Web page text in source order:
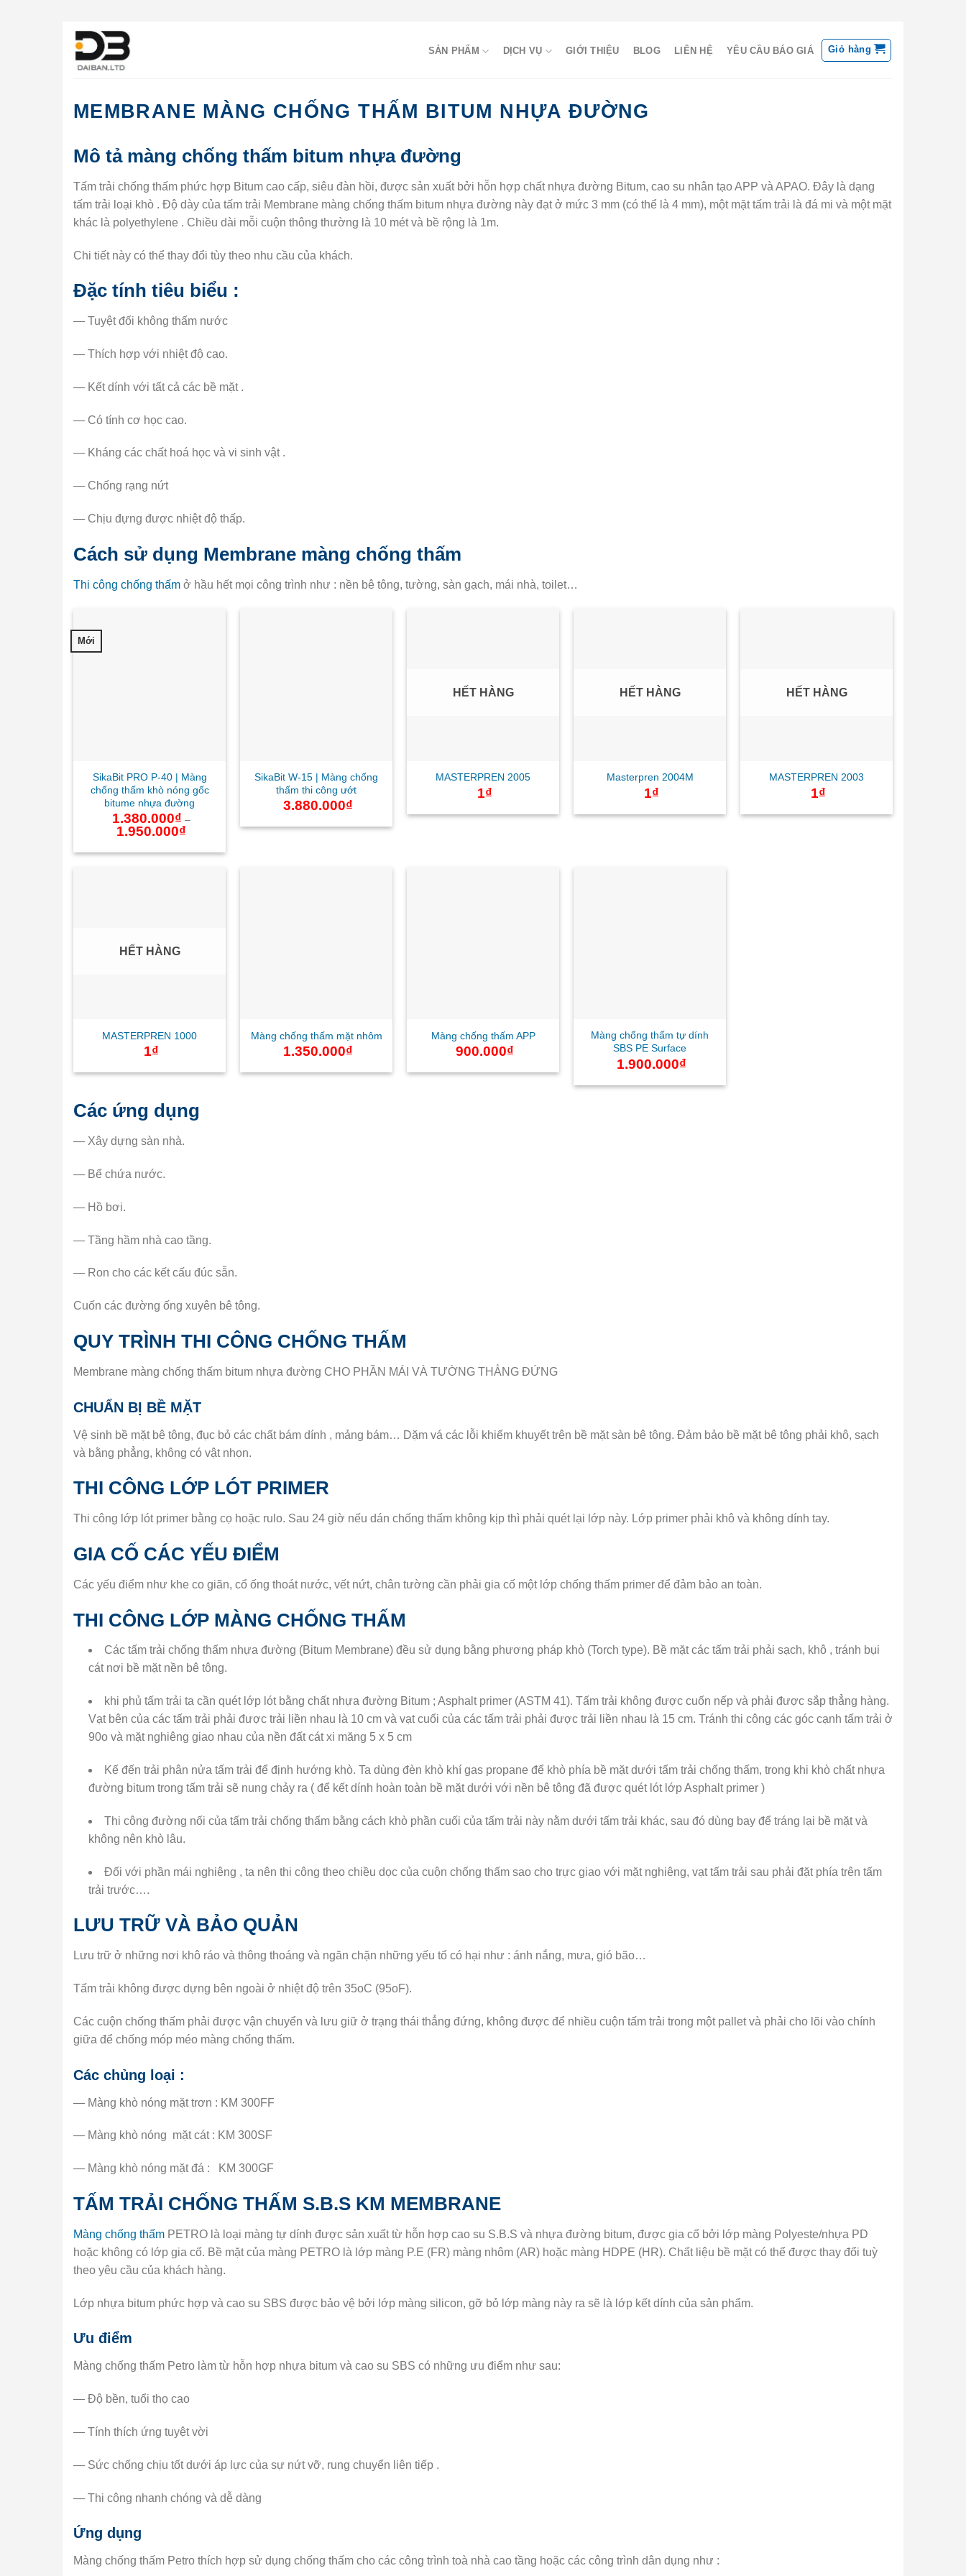
Bỏ
qua
nội
SẢN PHẨM DỊCH VỤ GIỚI THIỆU BLOG LIÊN HỆ YÊU CẦU BÁO GIÁ Giỏ hàng
MEMBRANE MÀNG CHỐNG THẤM BITUM NHỰA ĐƯỜNG
Mô tả màng chống thấm bitum nhựa đường
Tấm trải chống thấm phức hợp Bitum cao cấp, siêu đàn hồi, được sản xuất bởi hỗn hợp chất nhựa đường Bitum, cao su nhân tạo APP và APAO. Đây là dạng
tấm trải loại khò . Độ dày của tấm trải Membrane màng chống thấm bitum nhựa đường này đạt ở mức 3 mm (có thể là 4 mm), một mặt tấm trải là đá mi và một mặt
khác là polyethylene . Chiều dài mỗi cuộn thông thường là 10 mét và bề rộng là 1m.
Chi tiết này có thể thay đổi tùy theo nhu cầu của khách.
Đặc tính tiêu biểu :
— Tuyệt đối không thấm nước
— Thích hợp với nhiệt độ cao.
— Kết dính với tất cả các bề mặt .
— Có tính cơ học cao.
— Kháng các chất hoá học và vi sinh vật .
— Chống rạng nứt
— Chịu đựng được nhiệt độ thấp.
Cách sử dụng Membrane màng chống thấm
Thi công chống thấm ở hầu hết mọi công trình như : nền bê tông, tường, sàn gạch, mái nhà, toilet…
Mới
SikaBit PRO P-40 | Màng
chống thấm khò nóng gốc
bitume nhựa đường
1.380.000₫ –
1.950.000₫
từ
SikaBit W-15 | Màng chống
thấm thi công ướt
3.880.000₫
HẾT HÀNG
MASTERPREN 2005
1₫
HẾT HÀNG
Masterpren 2004M
1₫
HẾT HÀNG
MASTERPREN 2003
1₫
HẾT HÀNG
MASTERPREN 1000
1₫
Màng chống thấm mặt nhôm
1.350.000₫
Màng chống thấm APP
900.000₫
Màng chống thấm tự dính
SBS PE Surface
1.900.000₫
Các ứng dụng
— Xây dựng sàn nhà.
— Bể chứa nước.
— Hồ bơi.
— Tầng hầm nhà cao tầng.
— Ron cho các kết cấu đúc sẵn.
Cuốn các đường ống xuyên bê tông.
QUY TRÌNH THI CÔNG CHỐNG THẤM
Membrane màng chống thấm bitum nhựa đường CHO PHẦN MÁI VÀ TƯỜNG THẲNG ĐỨNG
CHUẨN BỊ BỀ MẶT
Vệ sinh bề mặt bê tông, đục bỏ các chất bám dính , mảng bám… Dặm vá các lỗi khiếm khuyết trên bề mặt sàn bê tông. Đảm bảo bề mặt bê tông phải khô, sạch
và bằng phẳng, không có vật nhọn.
THI CÔNG LỚP LÓT PRIMER
Thi công lớp lót primer bằng cọ hoặc rulo. Sau 24 giờ nếu dán chống thấm không kịp thì phải quét lại lớp này. Lớp primer phải khô và không dính tay.
GIA CỐ CÁC YẾU ĐIỂM
Các yếu điểm như khe co giãn, cổ ống thoát nước, vết nứt, chân tường cần phải gia cố một lớp chống thấm primer để đảm bảo an toàn.
THI CÔNG LỚP MÀNG CHỐNG THẤM
Các tấm trải chống thấm nhựa đường (Bitum Membrane) đều sử dụng bằng phương pháp khò (Torch type). Bề mặt các tấm trải phải sạch, khô , tránh bụi
cát nơi bề mặt nền bê tông.
khi phủ tấm trải ta cần quét lớp lót bằng chất nhựa đường Bitum ; Asphalt primer (ASTM 41). Tấm trải không được cuốn nếp và phải được sắp thẳng hàng.
Vạt bên của các tấm trải phải được trải liền nhau là 10 cm và vạt cuối của các tấm trải phải được trải liền nhau là 15 cm. Tránh thi công các góc cạnh tấm trải ở
90o và mặt nghiêng giao nhau của nền đất cát xi măng 5 x 5 cm
Kế đến trải phân nửa tấm trải để định hướng khò. Ta dùng đèn khò khí gas propane để khò phía bề mặt dưới tấm trải chống thấm, trong khi khò chất nhựa
đường bitum trong tấm trải sẽ nung chảy ra ( để kết dính hoàn toàn bề mặt dưới với nền bê tông đã được quét lót lớp Asphalt primer )
Thi công đường nối của tấm trải chống thấm bằng cách khò phần cuối của tấm trải này nằm dưới tấm trải khác, sau đó dùng bay để tráng lại bề mặt và
không nên khò lâu.
Đối với phần mái nghiêng , ta nên thi công theo chiều dọc của cuộn chống thấm sao cho trực giao với mặt nghiêng, vạt tấm trải sau phải đặt phía trên tấm
trải trước….
LƯU TRỮ VÀ BẢO QUẢN
Lưu trữ ở những nơi khô ráo và thông thoáng và ngăn chặn những yếu tố có hại như : ánh nắng, mưa, gió bão…
Tấm trải không được dựng bên ngoài ở nhiệt độ trên 35oC (95oF).
Các cuộn chống thấm phải được vận chuyển và lưu giữ ở trạng thái thẳng đứng, không được để nhiều cuộn tấm trải trong một pallet và phải cho lõi vào chính
giữa để chống móp méo màng chống thấm.
Các chủng loại :
— Màng khò nóng mặt trơn : KM 300FF
— Màng khò nóng mặt cát : KM 300SF
— Màng khò nóng mặt đá : KM 300GF
TẤM TRẢI CHỐNG THẤM S.B.S KM MEMBRANE
Màng chống thấm PETRO là loại màng tự dính được sản xuất từ hỗn hợp cao su S.B.S và nhựa đường bitum, được gia cố bởi lớp màng Polyeste/nhựa PD
hoặc không có lớp gia cố. Bề mặt của màng PETRO là lớp màng P.E (FR) màng nhôm (AR) hoặc màng HDPE (HR). Chất liệu bề mặt có thể được thay đổi tuỳ
theo yêu cầu của khách hàng.
Lớp nhựa bitum phức hợp và cao su SBS được bảo vệ bởi lớp màng silicon, gỡ bỏ lớp màng này ra sẽ là lớp kết dính của sản phẩm.
Ưu điểm
Màng chống thấm Petro làm từ hỗn hợp nhựa bitum và cao su SBS có những ưu điểm như sau:
— Độ bền, tuổi thọ cao
— Tính thích ứng tuyệt vời
— Sức chống chịu tốt dưới áp lực của sự nứt vỡ, rung chuyển liên tiếp .
— Thi công nhanh chóng và dễ dàng
Ứng dụng
Màng chống thấm Petro thích hợp sử dụng chống thấm cho các công trình toà nhà cao tầng hoặc các công trình dân dụng như :